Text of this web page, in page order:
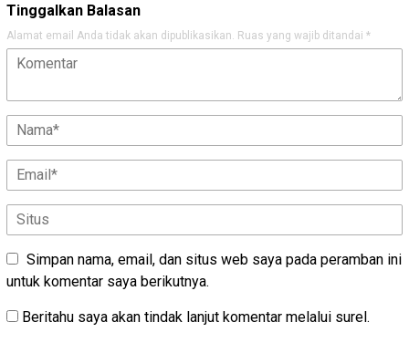
Tinggalkan Balasan
Alamat email Anda tidak akan dipublikasikan. Ruas yang wajib ditandai *
Simpan nama, email, dan situs web saya pada peramban ini
untuk komentar saya berikutnya.
Beritahu saya akan tindak lanjut komentar melalui surel.